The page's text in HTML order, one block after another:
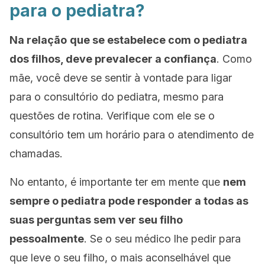
para o pediatra?
Na relação que se estabelece com o pediatra
dos filhos, deve prevalecer a confiança. Como
mãe, você deve se sentir à vontade para ligar
para o consultório do pediatra, mesmo para
questões de rotina. Verifique com ele se o
consultório tem um horário para o atendimento de
chamadas.
No entanto, é importante ter em mente que nem
sempre o pediatra pode responder a todas as
suas perguntas sem ver seu filho
pessoalmente. Se o seu médico lhe pedir para
que leve o seu filho, o mais aconselhável que